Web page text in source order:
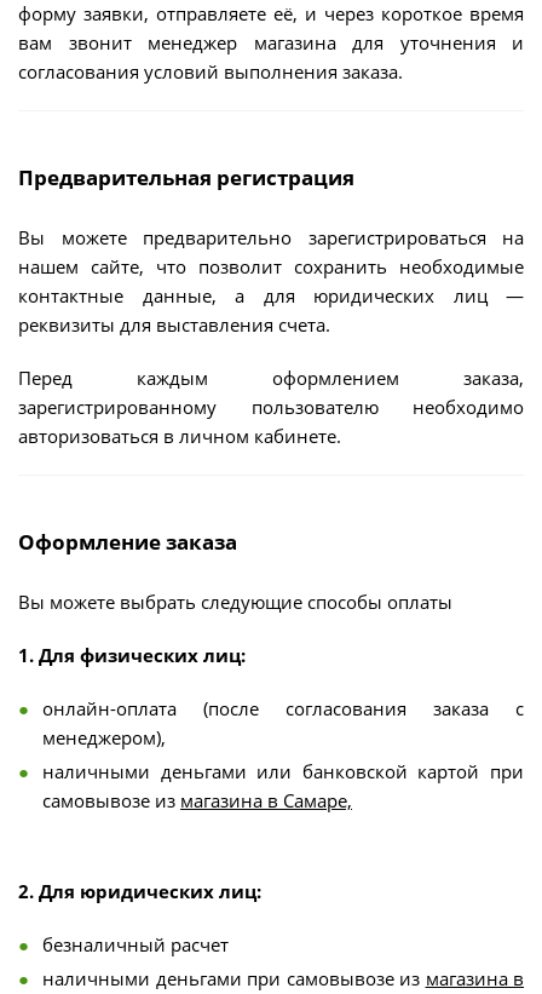
форму заявки, отправляете её, и через короткое время
вам звонит менеджер магазина для уточнения и
согласования условий выполнения заказа.
Предварительная регистрация
Вы можете предварительно зарегистрироваться на
нашем сайте, что позволит сохранить необходимые
контактные данные, а для юридических лиц —
реквизиты для выставления счета.
Перед каждым оформлением заказа,
зарегистрированному пользователю необходимо
авторизоваться в личном кабинете.
Оформление заказа
Вы можете выбрать следующие способы оплаты
1. Для физических лиц:
онлайн-оплата (после согласования заказа с
менеджером),
наличными деньгами или банковской картой при
самовывозе из магазина в Самаре,
2. Для юридических лиц:
безналичный расчет
наличными деньгами при самовывозе из магазина в